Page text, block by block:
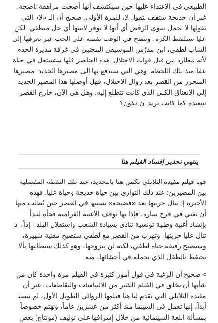
الطبيعي في الاعتداء عليها حين سيكتشف أنها أضحت مراهقة ناضجة،
غير أن خديجة ستقف لتقول لا، للمرة الأولى. صحيح أن الـ «لا» التي
تقولها لا تحمل سوى الرفض أي أنها لا توفر لابنتها أي حل منطقي. لكن
عليا ستلتقط الكرة، وتتفتح في الوقت نفسه على الحب عبر تعرفها إلى
الشاب لطفي، ابن مدرّس الموسيقى المختبئ في غرفة مديرة الخدم
لأنه مطارد من قبل قوات الاحتلال. هذه العناصر كلها ستشتغل في حياة
عليا منذ تلك اللحظة. وهي التي ستدفع بها إلى مصيرها الجديد: مصيرها
المتحرر من القصر بعد زوال الاحتلال، فهل أوصلها هذا المصير الجديد
إلى الانعتاق الكلي الذي كانت تتطلع إليه. وهل هي الآن، خارج القصر،
سعيدة كما كانت تريد أن تكون؟
ينتهي تحذير إفساد الفيلم هنا
قوة فيلم مفيدة التلاتلي تكمن هنا بالتحديد، عند تلك النقطة المفصلية
بين المصيرين: عند ذلك التوازي بين حياة خديجة وحياة عليا. فهذه
الأخيرة إذ تنال حريتها بعد «فضيحة» تسببها في القصر حين يُطلب منها
أن تغني في فرح سارة، فإذا بها توقف الأغنية الغرامية فجأة لتبدأ
بإنشاد أغنية وطنية تونسية تنادي بسيادة الشعب واستقلال البلد - إذاً، اذ
تنال عليا حريتها، وتهرب من القصر مع لطفي ستصبح مغنية شهيرة،
وستصبح رفيقة حياة لطفي، لكنه لن يتزوجها، وهو كذلك سيطالبها بألا
تحتفظ بالطفل الذي تحمله في أحشائها، منه.
> صحيح أن الرغبة في قول أمور كثيرة في الفيلم مرة واحدة كان من
شأنها أن تخلق في الفيلم الكثير من الالتباسات والتقاطعات، غير أن
مفيدة التلاتلي التي تقدم لنا هنا فيلمها الروائي الطويل الأول، لم تنسنا
أبداً، إنها تعمل في السينما منذ أكثر من عشرين عاماً، وتهتم خصوصاً
بمسألة اللغة السينمائية من خلال إشرافها على توليف (مونتاج) بعض